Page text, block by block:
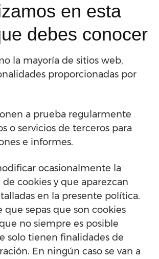
en esta
debes conocer
la mayoría de sitios web,
proporcionadas por
a prueba regularmente
o servicios de terceros para
e informes.
ocasionalmente la
cookies y que aparezcan
en la presente política.
que sepas que son cookies
no siempre es posible
solo tienen finalidades de
En ningún caso se van a